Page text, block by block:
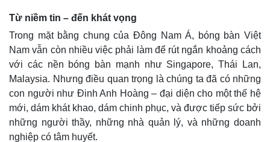
Từ niềm tin – đến khát vọng
Trong mặt bằng chung của Đông Nam Á, bóng bàn Việt
Nam vẫn còn nhiều việc phải làm để rút ngắn khoảng cách
với các nền bóng bàn mạnh như Singapore, Thái Lan,
Malaysia. Nhưng điều quan trọng là chúng ta đã có những
con người như Đinh Anh Hoàng – đại diện cho một thế hệ
mới, dám khát khao, dám chinh phục, và được tiếp sức bởi
những người thầy, những nhà quản lý, và những doanh
nghiệp có tâm huyết.